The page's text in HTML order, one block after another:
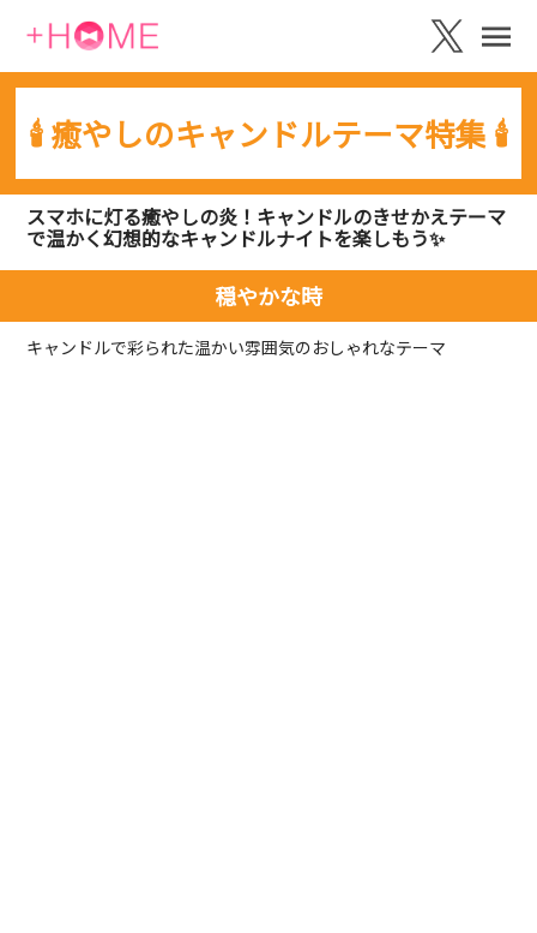
🕯️ 癒やしのキャンドルテーマ特集 🕯️
スマホに灯る癒やしの炎！キャンドルのきせかえテーマ
で温かく幻想的なキャンドルナイトを楽しもう️✨️
穏やかな時
キャンドルで彩られた温かい雰囲気のおしゃれなテーマ